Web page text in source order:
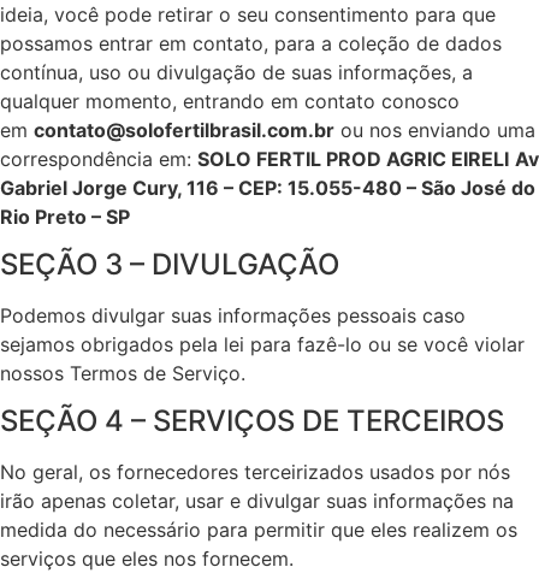
ideia, você pode retirar o seu consentimento para que
possamos entrar em contato, para a coleção de dados
contínua, uso ou divulgação de suas informações, a
qualquer momento, entrando em contato conosco
em contato@solofertilbrasil.com.br ou nos enviando uma
correspondência em: SOLO FERTIL PROD AGRIC EIRELI Av
Gabriel Jorge Cury, 116 – CEP: 15.055-480 – São José do
Rio Preto – SP
SEÇÃO 3 – DIVULGAÇÃO
Podemos divulgar suas informações pessoais caso
sejamos obrigados pela lei para fazê-lo ou se você violar
nossos Termos de Serviço.
SEÇÃO 4 – SERVIÇOS DE TERCEIROS
No geral, os fornecedores terceirizados usados por nós
irão apenas coletar, usar e divulgar suas informações na
medida do necessário para permitir que eles realizem os
serviços que eles nos fornecem.